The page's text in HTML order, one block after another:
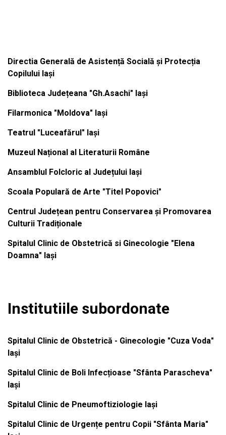
Directia Generală de Asistență Socială și Protecția
Copilului Iași
Biblioteca Județeana "Gh.Asachi" Iași
Filarmonica "Moldova" Iași
Teatrul "Luceafărul" Iași
Muzeul Național al Literaturii Române
Ansamblul Folcloric al Județului Iași
Scoala Populară de Arte "Titel Popovici"
Centrul Județean pentru Conservarea și Promovarea
Culturii Tradiționale
Spitalul Clinic de Obstetrică si Ginecologie "Elena
Doamna" Iași
Institutiile subordonate
Spitalul Clinic de Obstetrică - Ginecologie "Cuza Voda"
Iași
Spitalul Clinic de Boli Infecțioase "Sfânta Parascheva"
Iași
Spitalul Clinic de Pneumoftiziologie Iași
Spitalul Clinic de Urgențe pentru Copii "Sfânta Maria"